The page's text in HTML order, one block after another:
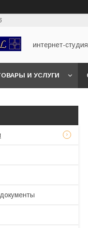
интернет-
И УСЛУГИ